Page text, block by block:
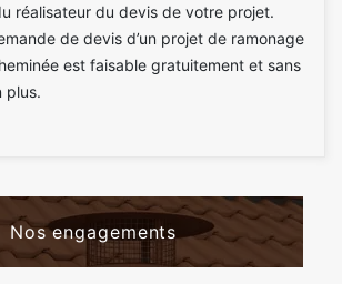
réalisateur du devis de votre projet.
de devis d’un projet de ramonage
est faisable gratuitement et sans
plus.
Nos engagements